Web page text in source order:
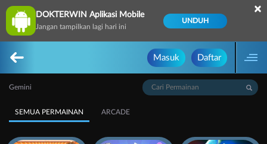
DOKTERWIN Aplikasi Mobile
Jangan tampilkan lagi hari ini
UNDUH
×
Masuk Daftar
Gemini
SEMUA PERMAINAN ARCADE